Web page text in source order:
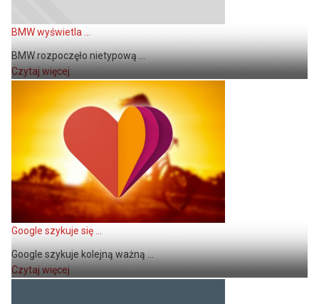
BMW wyświetla ...
BMW rozpoczęło nietypową ...
Czytaj więcej
Google szykuje się ...
Google szykuje kolejną ważną ...
Czytaj więcej